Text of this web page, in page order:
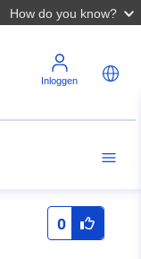
How do you know?
Inloggen
0